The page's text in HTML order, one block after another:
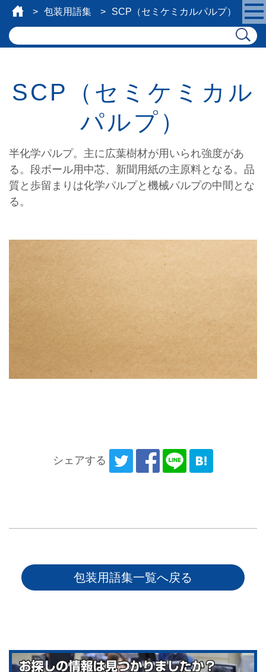
包装用語集 SCP（セミケミカルパルプ）
SCP（セミケミカル
パルプ）
半化学パルプ。主に広葉樹材が用いられ強度があ
る。段ボール用中芯、新聞用紙の主原料となる。品
質と歩留まりは化学パルプと機械パルプの中間とな
る。
シェアする
包装用語集一覧へ戻る